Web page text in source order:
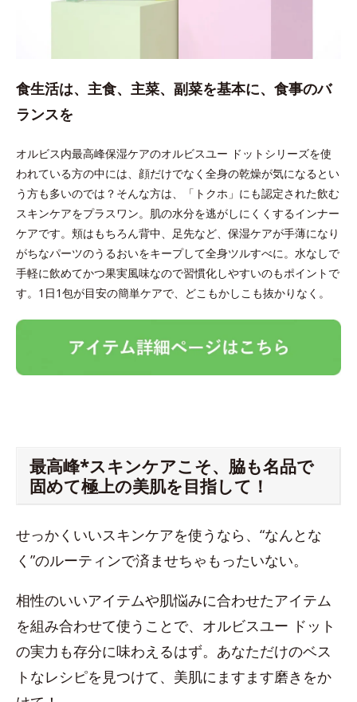
食生活は、主食、主菜、副菜を基本に、食事のバ
ランスを
オルビス内最高峰保湿ケアのオルビスユー ドットシリーズを使
われている方の中には、顔だけでなく全身の乾燥が気になるとい
う方も多いのでは？そんな方は、「トクホ」にも認定された飲む
スキンケアをプラスワン。肌の水分を逃がしにくくするインナー
ケアです。頬はもちろん背中、足先など、保湿ケアが手薄になり
がちなパーツのうるおいをキープして全身ツルすべに。水なしで
手軽に飲めてかつ果実風味なので習慣化しやすいのもポイントで
す。1日1包が目安の簡単ケアで、どこもかしこも抜かりなく。
最高峰*スキンケアこそ、脇も名品で
固めて極上の美肌を目指して！
せっかくいいスキンケアを使うなら、“なんとな
く”のルーティンで済ませちゃもったいない。
相性のいいアイテムや肌悩みに合わせたアイテム
を組み合わせて使うことで、オルビスユー ドット
の実力も存分に味わえるはず。あなただけのベス
トなレシピを見つけて、美肌にますます磨きをか